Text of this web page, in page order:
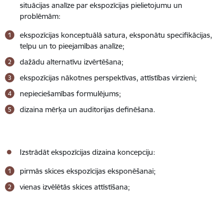
situācijas analīze par ekspozīcijas pielietojumu un
problēmām:
ekspozīcijas konceptuālā satura, eksponātu speciﬁkācijas,
telpu un to pieejamības analīze;
dažādu alternatīvu izvērtēšana;
ekspozīcijas nākotnes perspektīvas, attīstības virzieni;
nepieciešamības formulējums;
dizaina mērķa un auditorijas deﬁnēšana.
Izstrādāt ekspozīcijas dizaina koncepciju:
pirmās skices ekspozīcijas eksponēšanai;
vienas izvēlētās skices attīstīšana;